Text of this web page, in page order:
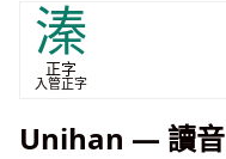
溱
正字
入管正字
Unihan — 讀音